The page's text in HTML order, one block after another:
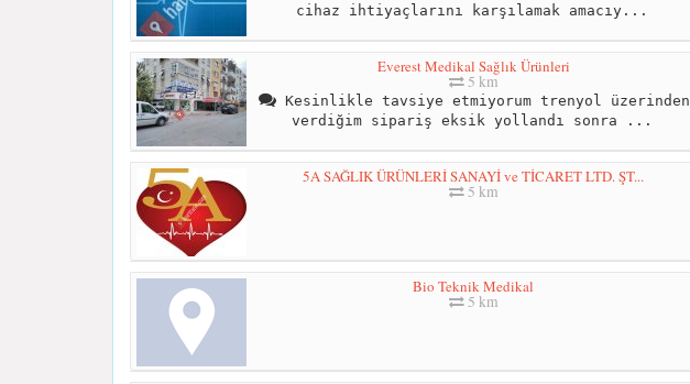
cihaz ihtiyaçlarını karşılamak amacıy...
Everest Medikal Sağlık Ürünleri
5 km
Kesinlikle tavsiye etmiyorum trenyol üzerinden
verdiğim sipariş eksik yollandı sonra ...
5A SAĞLIK ÜRÜNLERİ SANAYİ ve TİCARET LTD. ŞT...
5 km
Bio Teknik Medikal
5 km